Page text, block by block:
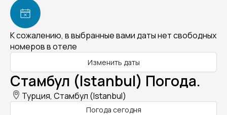
К сожалению, в выбранные вами даты нет свободных
номеров в отеле
Изменить даты
Стамбул (Istanbul) Погода.
Турция, Стамбул (Istanbul)
Погода сегодня